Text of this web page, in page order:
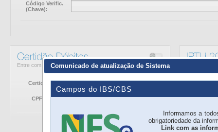
Código Verific.
(Chave):
Entre com seus dados para emissão da Certidão
Certidão de:
CPF/CNPJ:
Comunicado de atualização de Sistema
Campos do IBS/CBS
Informamos a todos
obrigatoriedade da
Link com as